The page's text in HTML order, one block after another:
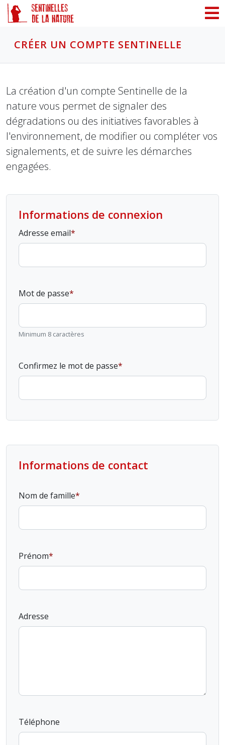
CRÉER UN COMPTE SENTINELLE
La création d'un compte Sentinelle de la
nature vous permet de signaler des
dégradations ou des initiatives favorables à
l'environnement, de modifier ou compléter vos
signalements, et de suivre les démarches
engagées.
Informations de connexion
Adresse email
Mot de passe
Minimum 8 caractères
Confirmez le mot de passe
Informations de contact
Nom de famille
Prénom
Adresse
Téléphone
Panneau de gestion des cookies